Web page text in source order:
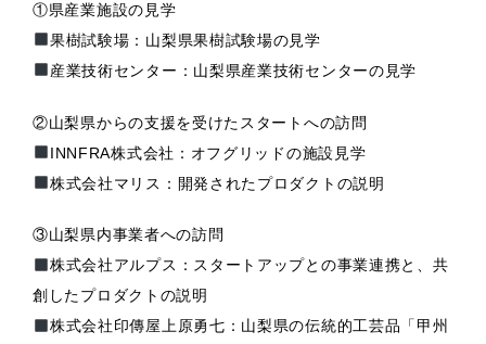
①県産業施設の見学
果樹試験場：山梨県果樹試験場の見学
産業技術センター：山梨県産業技術センターの見学
②山梨県からの支援を受けたスタートへの訪問
INNFRA株式会社：オフグリッドの施設見学
株式会社マリス：開発されたプロダクトの説明
③山梨県内事業者への訪問
株式会社アルプス：スタートアップとの事業連携と、共
創したプロダクトの説明
株式会社印傳屋上原勇七：山梨県の伝統的工芸品「甲州